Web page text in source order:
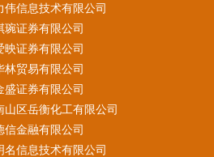
伟信息技术有限公司
琬证券有限公司
映证券有限公司
林贸易有限公司
盛证券有限公司
山区岳衡化工有限公司
信金融有限公司
名信息技术有限公司